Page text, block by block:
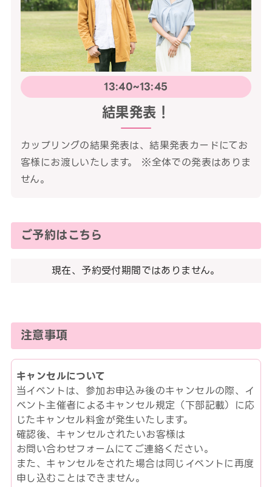
13:40~13:45
結果発表！
カップリングの結果発表は、結果発表カードにてお
客様にお渡しいたします。 ※全体での発表はありま
せん。
ご予約はこちら
現在、予約受付期間ではありません。
注意事項
キャンセルについて
当イベントは、参加お申込み後のキャンセルの際、イ
ベント主催者によるキャンセル規定（下部記載）に応
じたキャンセル料金が発生いたします。
確認後、キャンセルされたいお客様は
お問い合わせフォームにてご連絡ください。
また、キャンセルをされた場合は同じイベントに再度
申し込むことはできません。